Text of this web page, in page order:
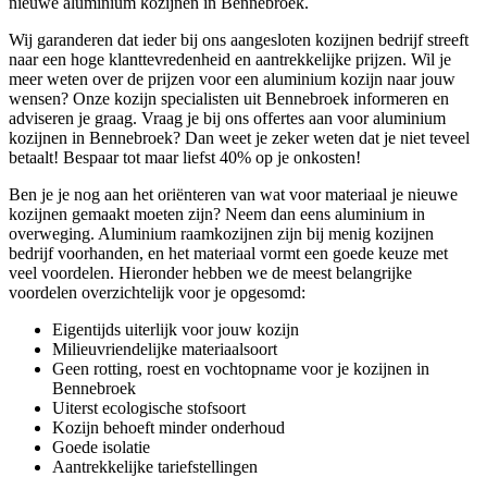
Wij garanderen dat ieder bij ons aangesloten kozijnen bedrijf streeft
naar een hoge klanttevredenheid en aantrekkelijke prijzen. Wil je
meer weten over de prijzen voor een aluminium kozijn naar jouw
wensen? Onze kozijn specialisten uit Bennebroek informeren en
adviseren je graag. Vraag je bij ons offertes aan voor aluminium
kozijnen in Bennebroek? Dan weet je zeker weten dat je niet teveel
betaalt! Bespaar tot maar liefst 40% op je onkosten!
Ben je je nog aan het oriënteren van wat voor materiaal je nieuwe
kozijnen gemaakt moeten zijn? Neem dan eens aluminium in
overweging. Aluminium raamkozijnen zijn bij menig kozijnen
bedrijf voorhanden, en het materiaal vormt een goede keuze met
veel voordelen. Hieronder hebben we de meest belangrijke
voordelen overzichtelijk voor je opgesomd:
Eigentijds uiterlijk voor jouw kozijn
Milieuvriendelijke materiaalsoort
Geen rotting, roest en vochtopname voor je kozijnen in
Bennebroek
Uiterst ecologische stofsoort
Kozijn behoeft minder onderhoud
Goede isolatie
Aantrekkelijke tariefstellingen